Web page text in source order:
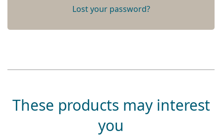
Lost your password?
These products may interest
you